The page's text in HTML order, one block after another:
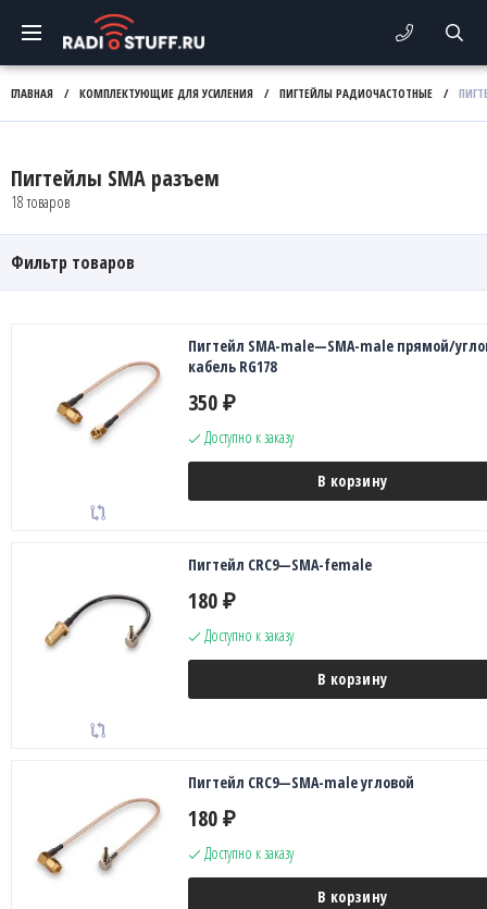
ГЛАВНАЯ / КОМПЛЕКТУЮЩИЕ ДЛЯ УСИЛЕНИЯ / ПИГТЕЙЛЫ РАДИОЧАСТОТНЫЕ /
Пигтейлы SMA разъем
18 товаров
Фильтр товаров
Пигтейл SMA-male—SMA-male прямой/
кабель RG178
350 ₽
Доступно к заказу
В корзину
Пигтейл CRC9—SMA-female
180 ₽
Доступно к заказу
В корзину
Пигтейл CRC9—SMA-male угловой
180 ₽
Доступно к заказу
В корзину